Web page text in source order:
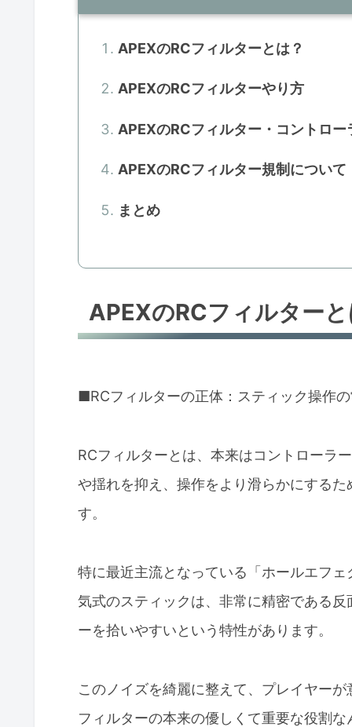
APEXのRCフィルターとは？
APEXのRCフィルターやり方
APEXのRCフィルター・コントロー
APEXのRCフィルター規制について
まとめ
APEXのRCフィルター
■RCフィルターの正体：スティック操作
RCフィルターとは、本来はコントローラ
や揺れを抑え、操作をより滑らかにする
す。
特に最近主流となっている「ホールエフ
気式のスティックは、非常に精密である
ーを拾いやすいという特性があります。
このノイズを綺麗に整えて、プレイヤー
フィルターの本来の優しくて重要な役割な